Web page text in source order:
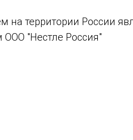
на территории России
"Нестле Россия"